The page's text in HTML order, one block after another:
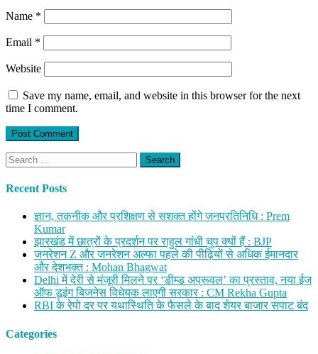
Name *
Email *
Website
Save my name, email, and website in this browser for the next
time I comment.
Search
for:
Recent Posts
ज्ञान, तकनीक और प्रशिक्षण से सशक्त होंगे जनप्रतिनिधि : Prem
Kumar
झारखंड में छात्रों के प्रदर्शन पर राहुल गांधी चुप क्यों हैं : BJP
जनरेशन Z और जनरेशन अल्फा पहले की पीढ़ियों से अधिक ईमानदार
और देशभक्त : Mohan Bhagwat
Delhi में देरी से मंजूरी मिलने पर ‘डीम्ड अप्रूवल’ का प्रस्ताव, नया ईज
ऑफ डूइंग बिजनेस विधेयक लाएगी सरकार : CM Rekha Gupta
RBI के रेपो दर पर यथास्थिति के फैसले के बाद शेयर बाजार सपाट बंद
Categories